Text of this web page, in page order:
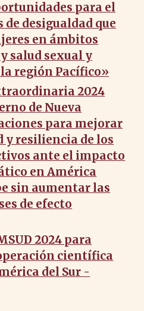
para el
de desigualdad que
en ámbitos
salud sexual y
región Pacífico»
2024
de Nueva
para mejorar
resiliencia de los
ante el impacto
en América
sin aumentar las
de efecto
2024 para
científica
del Sur -